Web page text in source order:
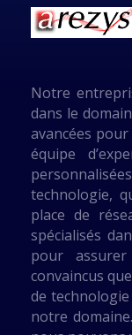
Notre
dans le
avancées
équipe
technologie,
place de
spécialisés
pour
convaincus
de
notre